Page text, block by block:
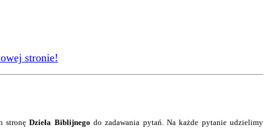
stronie!
stronęDzieła Biblijnego do zadawania pytań. Na każde pytanieudzielimy